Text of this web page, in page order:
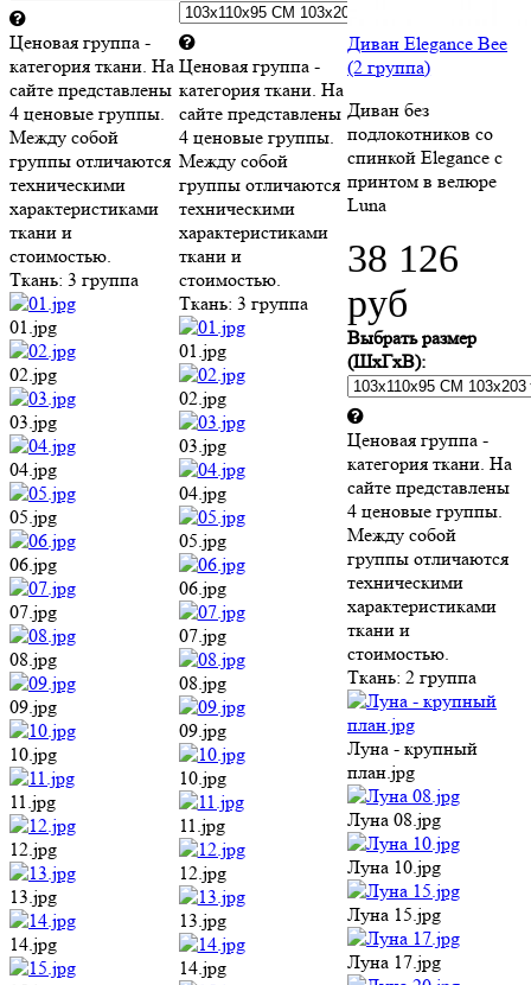
Ценовая группа -
категория ткани. На
сайте представлены
4 ценовые группы.
Между собой
группы отличаются
техническими
характеристиками
ткани и
стоимостью.
Ткань: 3 группа
01.jpg
02.jpg
03.jpg
04.jpg
05.jpg
06.jpg
07.jpg
08.jpg
09.jpg
10.jpg
11.jpg
12.jpg
13.jpg
14.jpg
Ценовая группа -
категория ткани. На
сайте представлены
4 ценовые группы.
Между собой
группы отличаются
техническими
характеристиками
ткани и
стоимостью.
Ткань: 3 группа
01.jpg
02.jpg
03.jpg
04.jpg
05.jpg
06.jpg
07.jpg
08.jpg
09.jpg
10.jpg
11.jpg
12.jpg
13.jpg
14.jpg
Диван Elegance Bee
(2 группа)
Диван без
подлокотников со
спинкой Elegance c
принтом в велюре
Luna
38 126
руб
Выбрать размер
(ШхГхВ):
Ценовая группа -
категория ткани. На
сайте представлены
4 ценовые группы.
Между собой
группы отличаются
техническими
характеристиками
ткани и
стоимостью.
Ткань: 2 группа
Луна - крупный
план.jpg
Луна 08.jpg
Луна 10.jpg
Луна 15.jpg
Луна 17.jpg